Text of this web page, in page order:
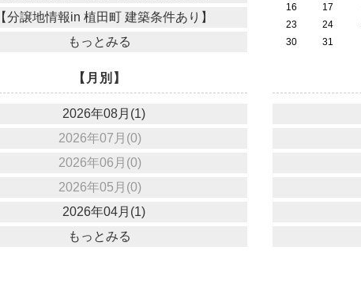
【分譲地情報in 植田町 建築条件あり】
もっとみる
16
17
23
24
30
31
【月別】
2026年08月(1)
2026年07月(0)
2026年06月(0)
2026年05月(0)
2026年04月(1)
もっとみる